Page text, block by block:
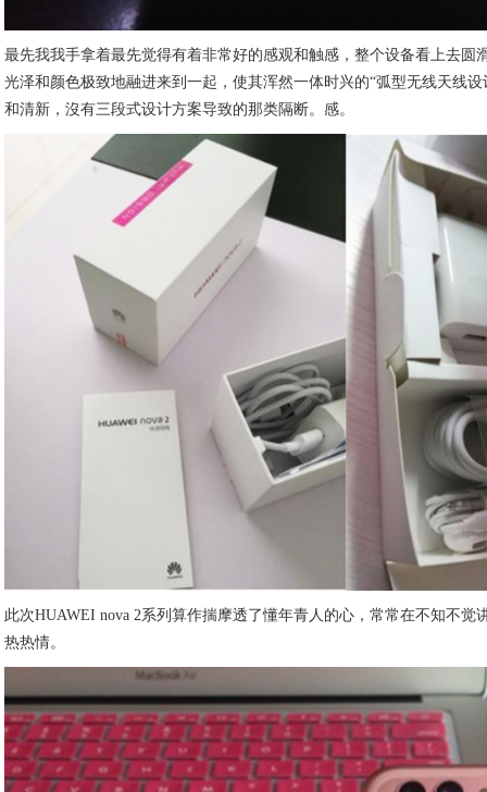
最先我我手拿着最先觉得有着非常好的感观和触感，整个设备看上去圆
光泽和颜色极致地融进来到一起，使其浑然一体时兴的“弧型无线天线
和清新，沒有三段式设计方案导致的那类隔断。感。
此次HUAWEI nova 2系列算作揣摩透了懂年青人的心，常常在不知不觉
热热情。